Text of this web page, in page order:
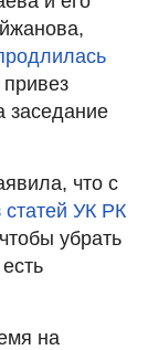
заседание
что с
УК РК
убрать
на